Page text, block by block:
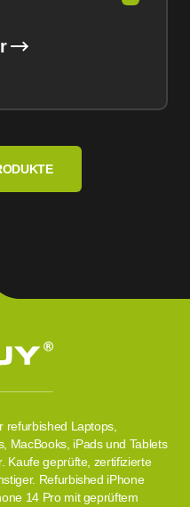
refurbished Laptops,
MacBooks, iPads und Tablets
Kaufe geprüfte, zertifizierte
Refurbished iPhone
14 Pro mit geprüftem